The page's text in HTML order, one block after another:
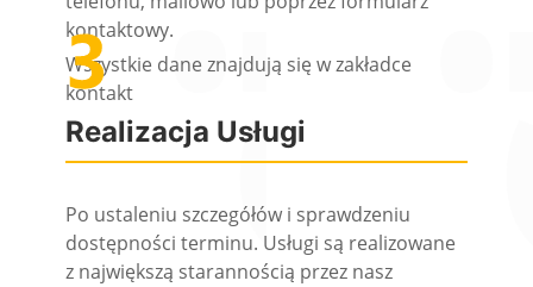
kontaktowy.
Wszystkie dane znajdują się w zakładce
kontakt
Realizacja Usługi
Po ustaleniu szczegółów i sprawdzeniu
dostępności terminu. Usługi są realizowane
z największą starannością przez nasz